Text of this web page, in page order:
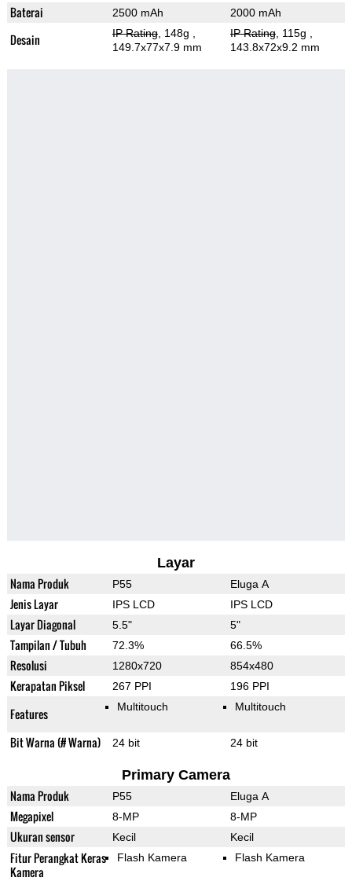
Baterai 2500 mAh 2000 mAh
Desain IP Rating, 148g
149.7x77x7.9 mm
IP Rating, 115g
143.8x72x9.2 mm
Layar
Nama Produk P55 Eluga A
Jenis Layar IPS LCD IPS LCD
Layar Diagonal 5.5" 5"
Tampilan / Tubuh 72.3% 66.5%
Resolusi 1280x720 854x480
Kerapatan Piksel 267 PPI 196 PPI
Features Multitouch Multitouch
Bit Warna (# Warna) 24 bit 24 bit
Primary Camera
Nama Produk P55 Eluga A
Megapixel 8-MP 8-MP
Ukuran sensor Kecil Kecil
Fitur Perangkat Keras
Kamera
Flash Kamera Flash Kamera